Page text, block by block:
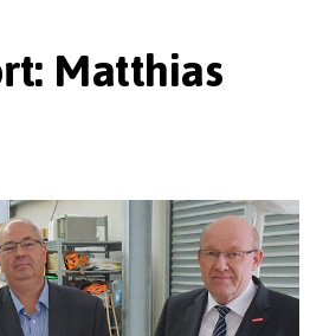
Matthias